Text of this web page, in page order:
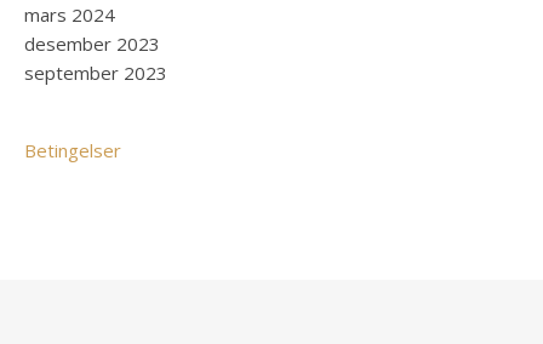
mars 2024
desember 2023
september 2023
Betingelser